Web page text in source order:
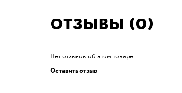
Отзывы (0)
Нет отзывов об этом товаре.
Оставить отзыв